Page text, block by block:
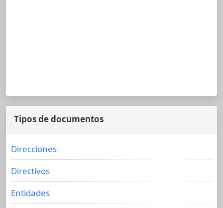
Tipos de documentos
Direcciones
Directivos
Entidades